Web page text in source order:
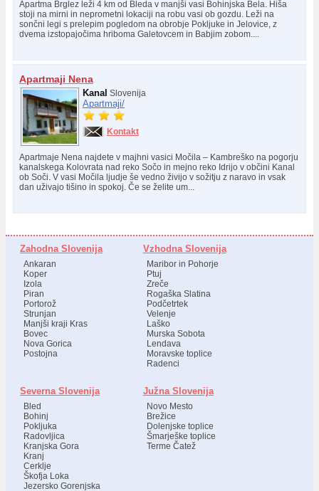
Apartma Brglez leži 4 km od Bleda v manjši vasi Bohinjska Bela. Hiša
stoji na mirni in neprometni lokaciji na robu vasi ob gozdu. Leži na
sončni legi s prelepim pogledom na obrobje Pokljuke in Jelovice, z
dvema izstopajočima hriboma Galetovcem in Babjim zobom....
Apartmaji Nena
Kanal Slovenija
Apartmaji/
Kontakt
Apartmaje Nena najdete v majhni vasici Močila – Kambreško na pogorju
kanalskega Kolovrata nad reko Sočo in mejno reko Idrijo v občini Kanal
ob Soči. V vasi Močila ljudje še vedno živijo v sožitju z naravo in vsak
dan uživajo tišino in spokoj. Če se želite um...
Zahodna Slovenija
Ankaran
Koper
Izola
Piran
Portorož
Strunjan
Manjši kraji Kras
Bovec
Nova Gorica
Postojna
Vzhodna Slovenija
Maribor in Pohorje
Ptuj
Zreče
Rogaška Slatina
Podčetrtek
Velenje
Laško
Murska Sobota
Lendava
Moravske toplice
Radenci
Severna Slovenija
Bled
Bohinj
Pokljuka
Radovljica
Kranjska Gora
Kranj
Cerklje
Škofja Loka
Jezersko Gorenjska
Južna Slovenija
Novo Mesto
Brežice
Dolenjske toplice
Šmarješke toplice
Terme Čatež